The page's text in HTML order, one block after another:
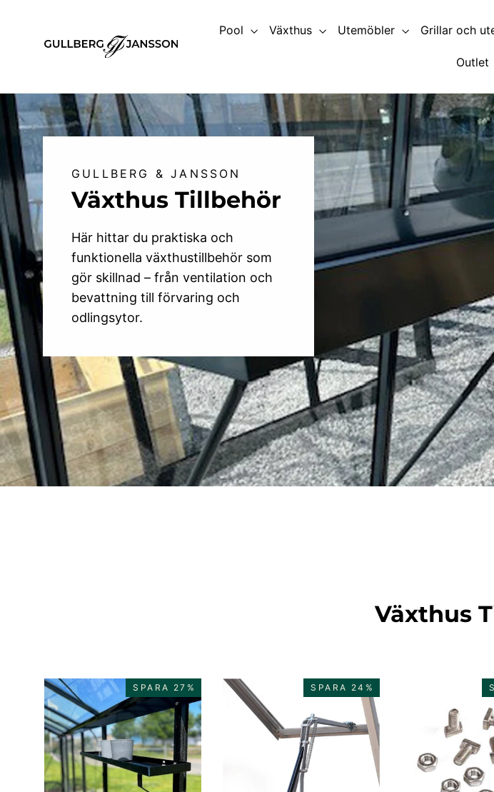
innehållet
Pool Växthus Utemöbler Grillar och
Outlet
GULLBERG & JANSSON
Växthus Tillbehör
Här hittar du praktiska och
funktionella växthustillbehör som
gör skillnad – från ventilation och
bevattning till förvaring och
odlingsytor.
Växthus
SPARA 27% SPARA 24%